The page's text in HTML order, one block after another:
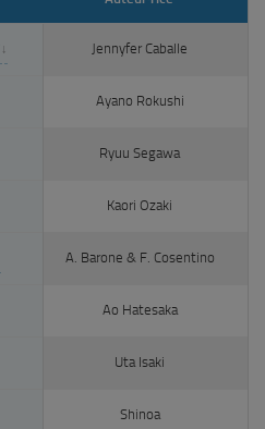
Jennyfer Caballe
Ayano Rokushi
Ryuu Segawa
Kaori Ozaki
A. Barone & F. Cosentino
Ao Hatesaka
Uta Isaki
Shinoa